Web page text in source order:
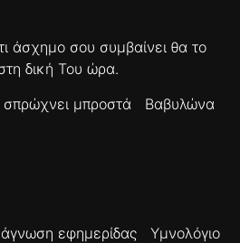
άσχημο σου συμβαίνει θα το
δική Του ώρα.
σπρώχνει μπροστά
Βαβυλώνα
εφημερίδας
Υμνολόγιο